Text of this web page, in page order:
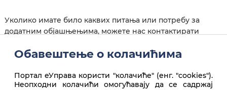
Уколико имате било каквих питања или потребу за
додатним објашњењима, можете нас контактирати
Обавештење о колачићима
Портал еУправа користи "колачиће" (енг. "cookies").
Неопходни колачићи омогућавају да се садржај